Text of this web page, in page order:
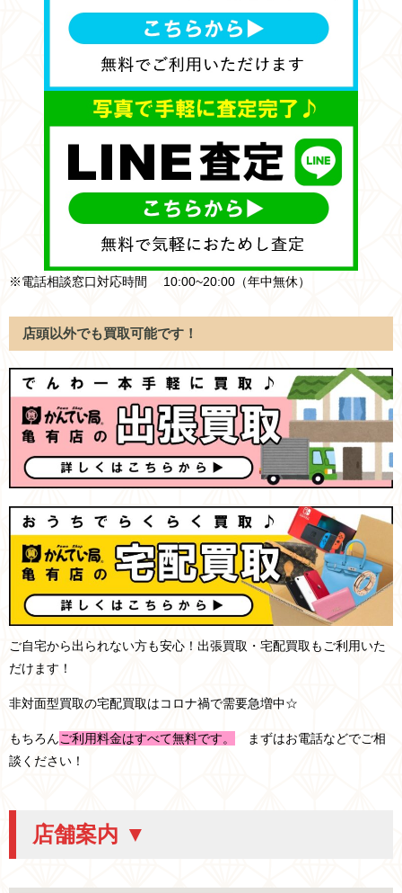
※電話相談窓口対応時間 10:00~20:00（年中無休）
店頭以外でも買取可能です！
ご自宅から出られない方も安心！出張買取・宅配買取もご利用いた
だけます！
非対面型買取の宅配買取はコロナ禍で需要急増中☆
もちろんご利用料金はすべて無料です。
まずはお電話などでご相
談ください！
店舗案内 ▼